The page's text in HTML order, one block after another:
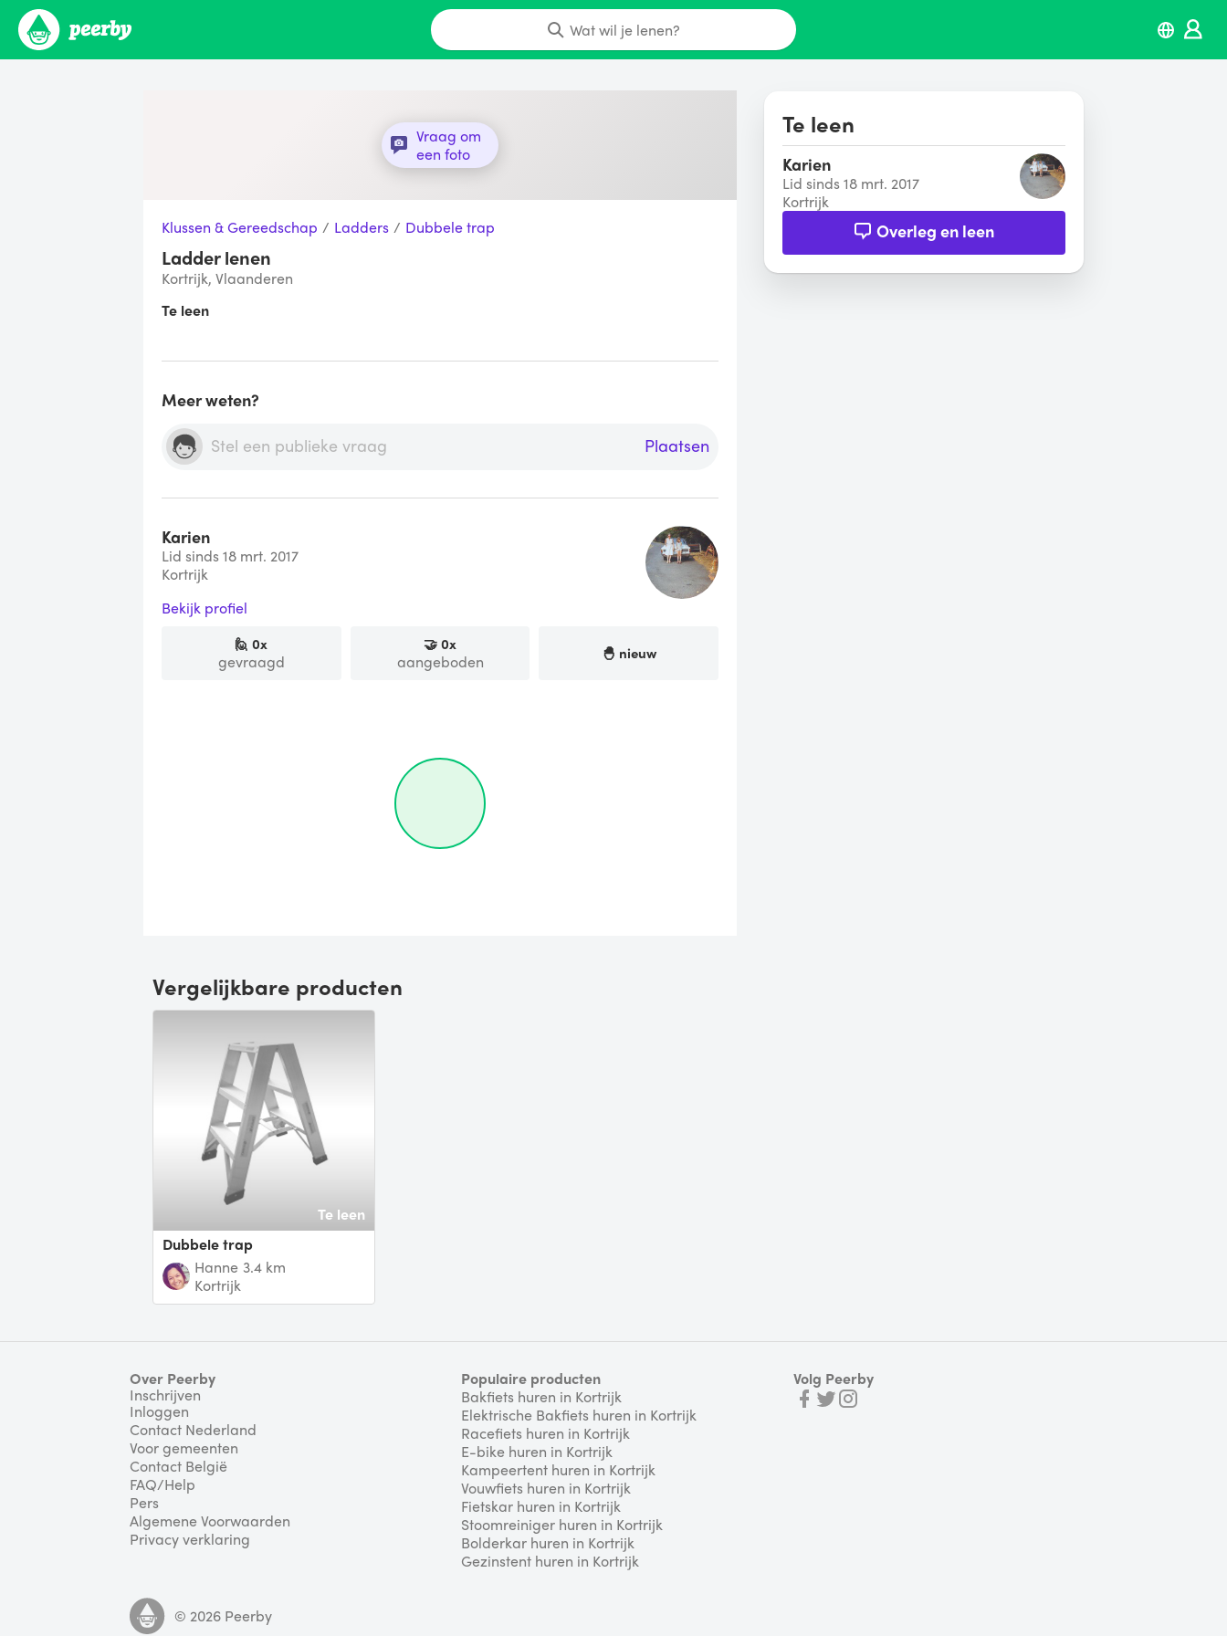
Wat wil je lenen?
Vraag om
een foto
Klussen & Gereedschap / Ladders / Dubbele trap
Ladder lenen
Kortrijk, Vlaanderen
Te leen
Meer weten?
Plaatsen
Karien
Lid sinds 18 mrt. 2017
Kortrijk
Bekijk profiel
🙋0x
gevraagd
🤝0x
aangeboden 🐣 nieuw
Vergelijkbare producten
Te leen
Dubbele trap
Hanne 3.4 km
Kortrijk
Over Peerby
Inschrijven
Inloggen
Contact Nederland
Voor gemeenten
Contact België
FAQ/Help
Pers
Algemene Voorwaarden
Privacy verklaring
Populaire producten
Bakfiets huren in Kortrijk
Elektrische Bakfiets huren in Kortrijk
Racefiets huren in Kortrijk
E-bike huren in Kortrijk
Kampeertent huren in Kortrijk
Vouwfiets huren in Kortrijk
Fietskar huren in Kortrijk
Stoomreiniger huren in Kortrijk
Bolderkar huren in Kortrijk
Gezinstent huren in Kortrijk
Volg Peerby
© 2026 Peerby
Te leen
Karien
Lid sinds 18 mrt. 2017
Kortrijk
Overleg en leen